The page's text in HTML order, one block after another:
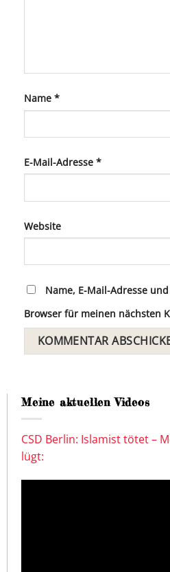
Name *
E-Mail-Adresse *
Website
Name, E-Mail-Adresse
Browser für meinen nächsten
Meine aktuellen Videos
CSD Berlin: Islamist tötet –
lügt: